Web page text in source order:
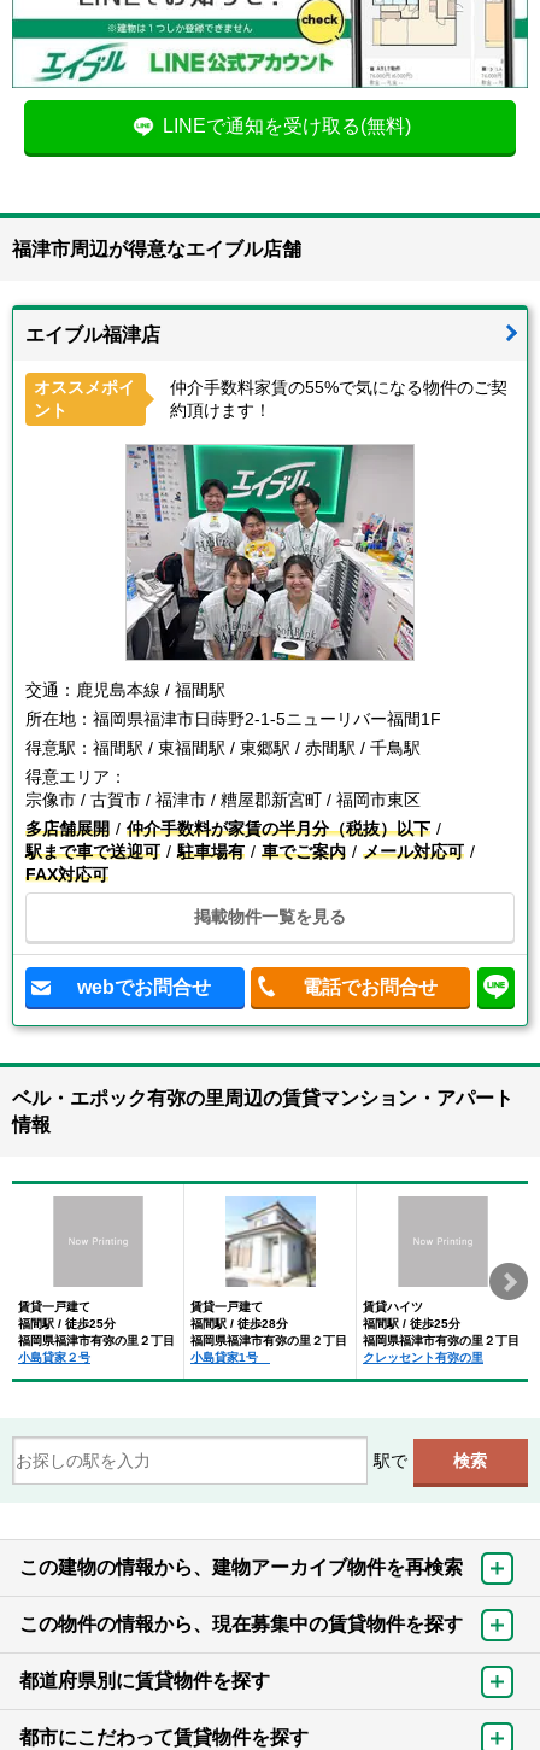
LINEで通知を受け取る(無料)
福津市周辺が得意なエイブル店舗
エイブル福津店
オススメポイ
ント
仲介手数料家賃の55%で気になる物件のご契
約頂けます！
交通： 鹿児島本線 / 福間駅
所在地： 福岡県福津市日蒔野2-1-5ニューリバー福間1F
得意駅： 福間駅 / 東福間駅 / 東郷駅 / 赤間駅 / 千鳥駅
得意エリア：
宗像市 / 古賀市 / 福津市 / 糟屋郡新宮町 / 福岡市東区
多店舗展開
仲介手数料が家賃の半月分（税抜）以下
駅まで車で送迎可
駐車場有 車でご案内
メール対応可
FAX対応可
掲載物件一覧を見る
webでお問合せ 電話でお問合せ
ベル・エポック有弥の里周辺の賃貸マンション・アパート
情報
賃貸一戸建て
福間駅 / 徒歩25分
福岡県福津市有弥の里２丁目
小島貸家２号
賃貸一戸建て
福間駅 / 徒歩28分
福岡県福津市有弥の里２丁目
小島貸家1号
賃貸ハイツ
福間駅 / 徒歩25分
福岡県福津市有弥の里２丁目
クレッセント有弥の里
駅で
この建物の情報から、建物アーカイブ物件を再検索
この物件の情報から、現在募集中の賃貸物件を探す
都道府県別に賃貸物件を探す
都市にこだわって賃貸物件を探す